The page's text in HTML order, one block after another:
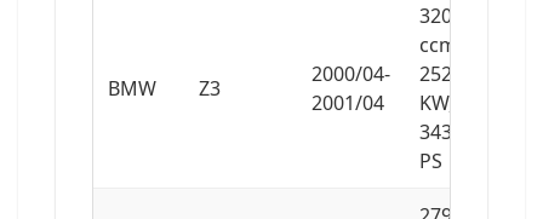
BMW Z3
2000/04-
2001/04
3201
ccm,
252
KW,
343
PS